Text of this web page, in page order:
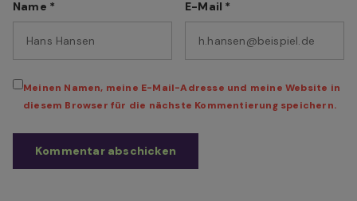
Name * E-Mail *
Meinen Namen, meine E-Mail-Adresse und meine Website in
diesem Browser für die nächste Kommentierung speichern.